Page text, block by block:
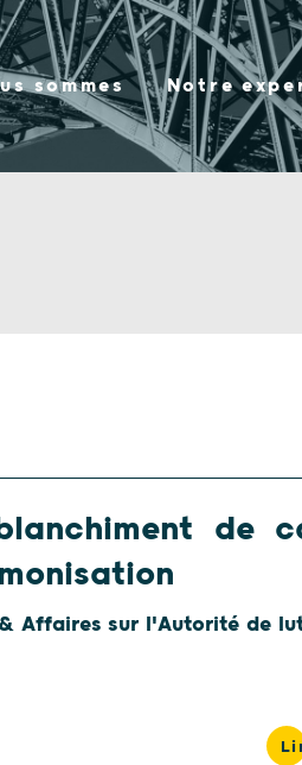
sommes Notre
de
Affaires sur l'Autorité de